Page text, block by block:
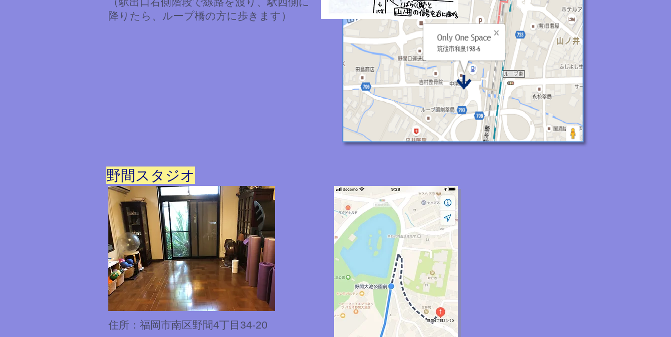
降りたら、ループ橋の方に歩きます）
野間スタジオ
住所：福岡市南区野間4丁目34-20